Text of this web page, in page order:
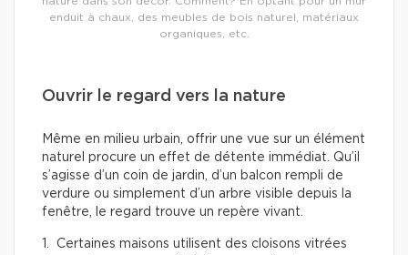
enduit à chaux, des meubles de bois naturel, matériaux
organiques, etc.
Ouvrir le regard vers la nature
Même en milieu urbain, offrir une vue sur un élément
naturel procure un effet de détente immédiat. Qu’il
s’agisse d’un coin de jardin, d’un balcon rempli de
verdure ou simplement d’un arbre visible depuis la
fenêtre, le regard trouve un repère vivant.
1. Certaines maisons utilisent des cloisons vitrées